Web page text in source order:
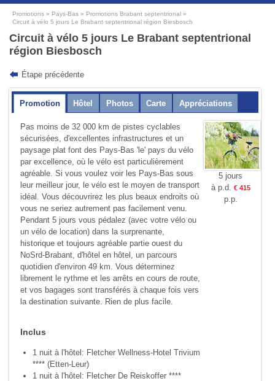
Promotions Pays-Bas
Promotions Brabant septentrional
Circuit à vélo 5 jours Le Brabant septentrional région Biesbosch
Circuit à vélo 5 jours Le Brabant septentrional
région Biesbosch
Étape précédente
Promotion Hôtel Photos Carte Appréciations
Pas moins de 32 000 km de pistes cyclables
sécurisées, d'excellentes infrastructures et un
paysage plat font des Pays-Bas 'le' pays du vélo
par excellence, où le vélo est particulièrement
agréable. Si vous voulez voir les Pays-Bas sous
leur meilleur jour, le vélo est le moyen de transport
idéal. Vous découvrirez les plus beaux endroits où
vous ne seriez autrement pas facilement venu.
Pendant 5 jours vous pédalez (avec votre vélo ou
un vélo de location) dans la surprenante,
historique et toujours agréable partie ouest du
NoSrd-Brabant, d'hôtel en hôtel, un parcours
quotidien d'environ 49 km. Vous déterminez
librement le rythme et les arrêts en cours de route,
et vos bagages sont transférés à chaque fois vers
la destination suivante. Rien de plus facile.
Inclus
1 nuit à l'hôtel: Fletcher Wellness-Hotel Trivium
**** (Etten-Leur)
1 nuit à l'hôtel: Fletcher De Reiskoffer ****
5 jours
à p.d.
€ 415
p.p.